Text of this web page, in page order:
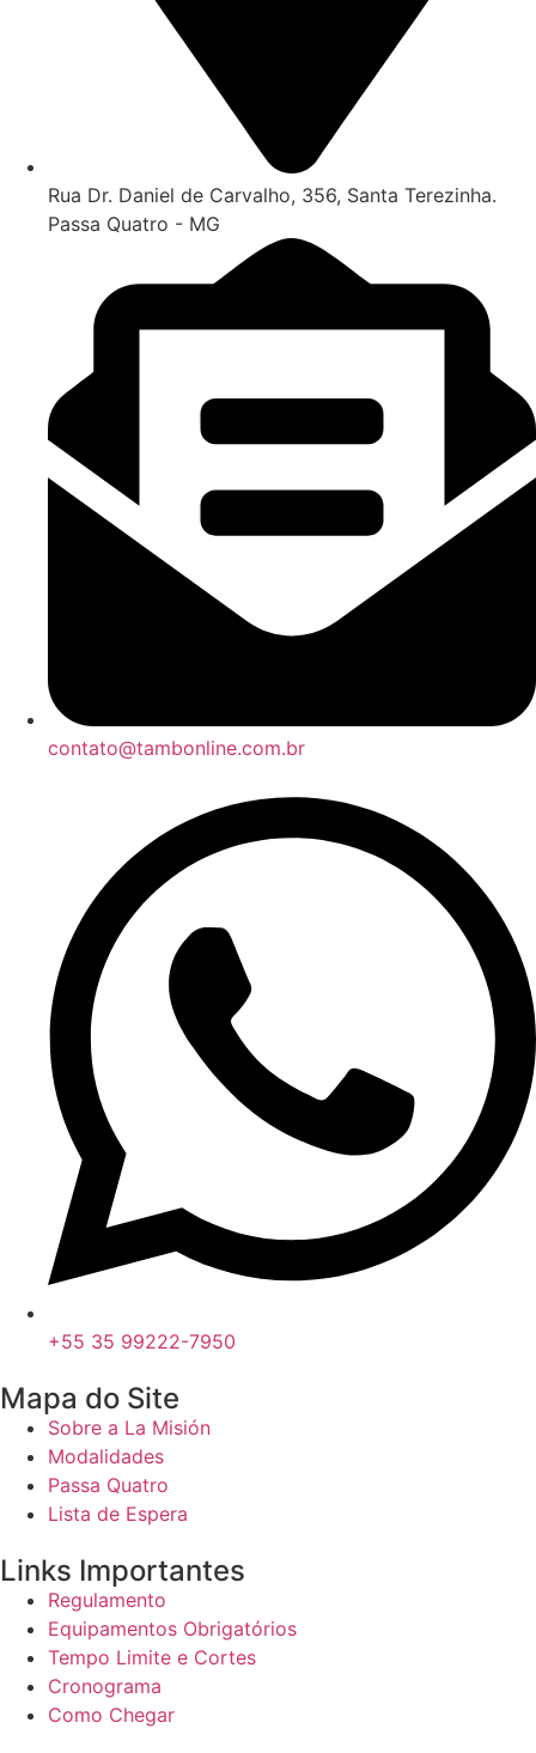
Rua Dr. Daniel de Carvalho, 356, Santa Terezinha.
Passa Quatro - MG
contato@tambonline.com.br
+55 35 99222-7950
Mapa do Site
Sobre a La Misión
Modalidades
Passa Quatro
Lista de Espera
Links Importantes
Regulamento
Equipamentos Obrigatórios
Tempo Limite e Cortes
Cronograma
Como Chegar